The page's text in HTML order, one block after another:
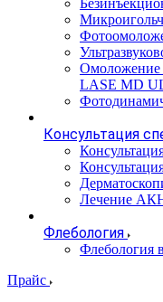
Омоложение
LASE MD
Консультация
Лечение
Флебология
Флебология
Прайс